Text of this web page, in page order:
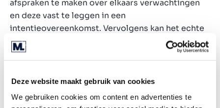
Deze website maakt gebruik van cookies
We gebruiken cookies om content en advertenties te
afspraken te maken over elkaars verwachtingen
en deze vast te leggen in een
intentieovereenkomst. Vervolgens kan het echte
traject beginnen. De eerste stap is het bepalen
van de verkoopwaarde. Zodra er een
verkoopbedrag, moet de financiering in orde
worden gemaakt. Zodra alle stappen zijn
doorlopen en de financiering rond is, wordt het